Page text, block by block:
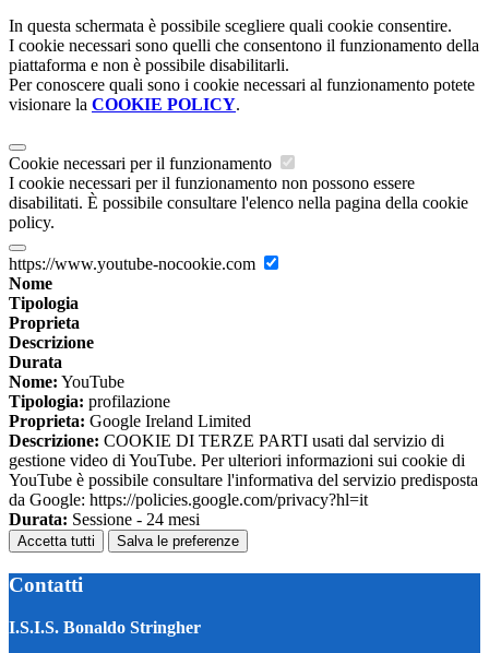
In questa schermata è possibile scegliere quali cookie consentire.
I cookie necessari sono quelli che consentono il funzionamento della
piattaforma e non è possibile disabilitarli.
Per conoscere quali sono i cookie necessari al funzionamento potete
visionare la COOKIE POLICY.
Cookie necessari per il funzionamento
I cookie necessari per il funzionamento non possono essere
disabilitati. È possibile consultare l'elenco nella pagina della cookie
policy.
https://www.youtube-nocookie.com
Nome
Tipologia
Proprieta
Descrizione
Durata
Nome: YouTube
Tipologia: profilazione
Proprieta: Google Ireland Limited
Descrizione: COOKIE DI TERZE PARTI usati dal servizio di
gestione video di YouTube. Per ulteriori informazioni sui cookie di
YouTube è possibile consultare l'informativa del servizio predisposta
da Google: https://policies.google.com/privacy?hl=it
Durata: Sessione - 24 mesi
Accetta tutti Salva le preferenze
Contatti
I.S.I.S. Bonaldo Stringher